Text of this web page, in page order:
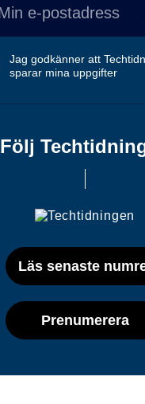
Jag godkänner att
sparar mina uppgifter
Följ
Läs senaste
Prenumerera